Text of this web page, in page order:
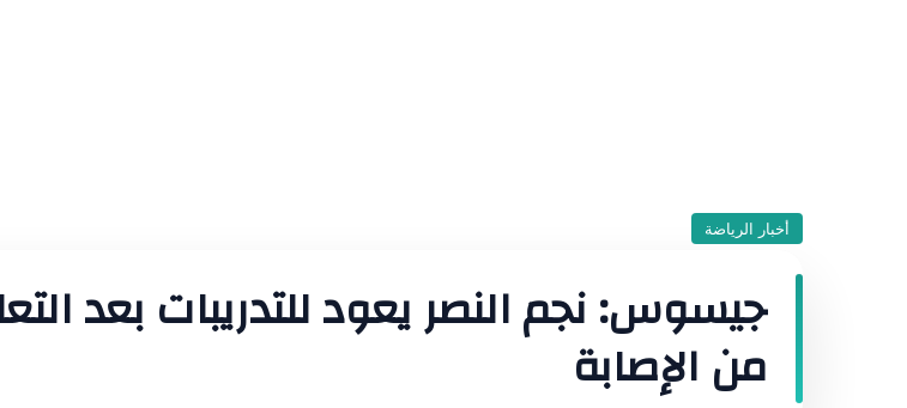
أخبار الرياضة
جيسوس: نجم النصر يعود للتدريبات بعد
من الإصابة